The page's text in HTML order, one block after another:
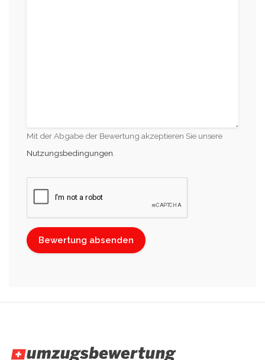
Mit der Abgabe der Bewertung akzeptieren Sie unsere
Nutzungsbedingungen